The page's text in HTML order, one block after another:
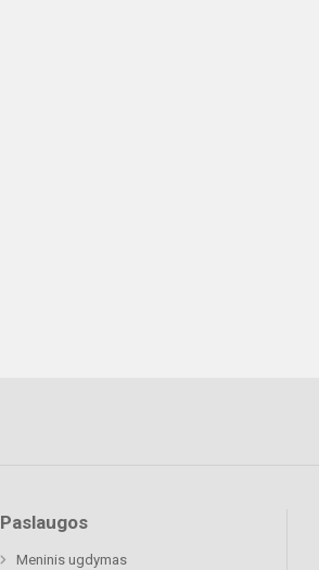
Paslaugos
Meninis ugdymas